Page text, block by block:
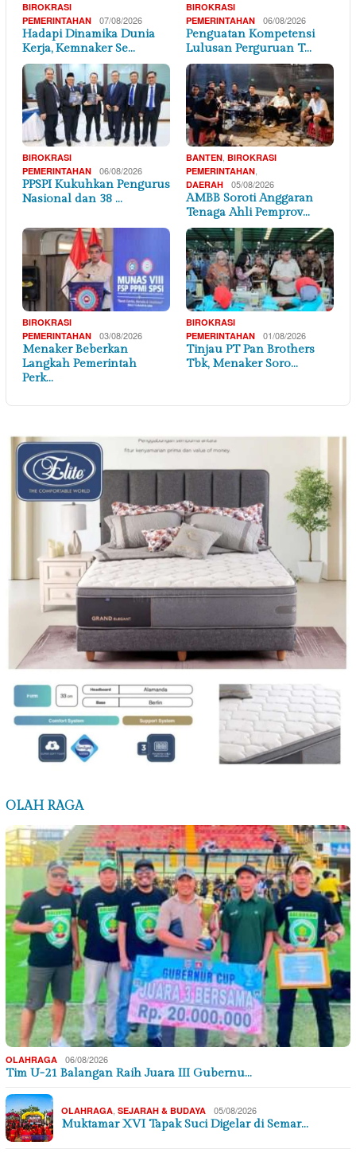
BIROKRASI
PEMERINTAHAN
07/08/2026
Hadapi Dinamika Dunia
Kerja, Kemnaker Se…
BIROKRASI
PEMERINTAHAN
06/08/2026
Penguatan Kompetensi
Lulusan Perguruan T…
BIROKRASI
PEMERINTAHAN
06/08/2026
PPSPI Kukuhkan Pengurus
Nasional dan 38 …
BANTEN, BIROKRASI
PEMERINTAHAN,
DAERAH 05/08/2026
AMBB Soroti Anggaran
Tenaga Ahli Pemprov…
BIROKRASI
PEMERINTAHAN
03/08/2026
Menaker Beberkan
Langkah Pemerintah
Perk…
BIROKRASI
PEMERINTAHAN
01/08/2026
Tinjau PT Pan Brothers
Tbk, Menaker Soro…
OLAH RAGA
OLAHRAGA 06/08/2026
Tim U-21 Balangan Raih Juara III Gubernu…
OLAHRAGA, SEJARAH & BUDAYA 05/08/2026
Muktamar XVI Tapak Suci Digelar di Semar…